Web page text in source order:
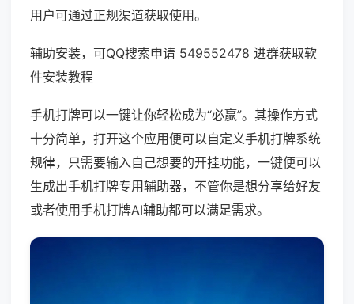
用户可通过正规渠道获取使用。
辅助安装，可QQ搜索申请 549552478 进群获取软
件安装教程
手机打牌可以一键让你轻松成为“必赢”。其操作方式
十分简单，打开这个应用便可以自定义手机打牌系统
规律，只需要输入自己想要的开挂功能，一键便可以
生成出手机打牌专用辅助器，不管你是想分享给好友
或者使用手机打牌AI辅助都可以满足需求。